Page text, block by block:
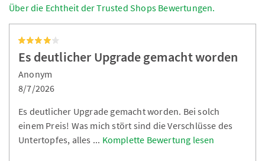
Über die Echtheit der Trusted Shops Bewertungen.
Es deutlicher Upgrade gemacht worden
Anonym
8/7/2026
Es deutlicher Upgrade gemacht worden. Bei solch
einem Preis! Was mich stört sind die Verschlüsse des
Untertopfes, alles ... Komplette Bewertung lesen